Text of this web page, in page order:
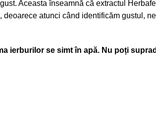
Aceasta înseamnă că extractul
atunci când identificăm gustul,
ierburilor se simt în apă. Nu poți